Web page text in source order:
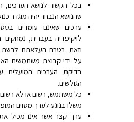
בכל הקשור לנושא הערכים,
שהנושא הנבחר יהיה מוגדר
ערכים שאינם עומדים
לויקיפדיה בעברית, נמחקים
וזאת בטרם העלאתם
על ידי קבוצת משתמשים
בדיקת הערכים המועלים
הגולשים.
כל משתמש, רשום או לא
משלו בנוגע לערך מסוים
ערך קצר אשר אינו מכיל